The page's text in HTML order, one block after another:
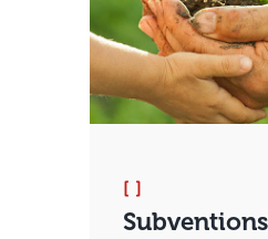
[ ]
Subventions